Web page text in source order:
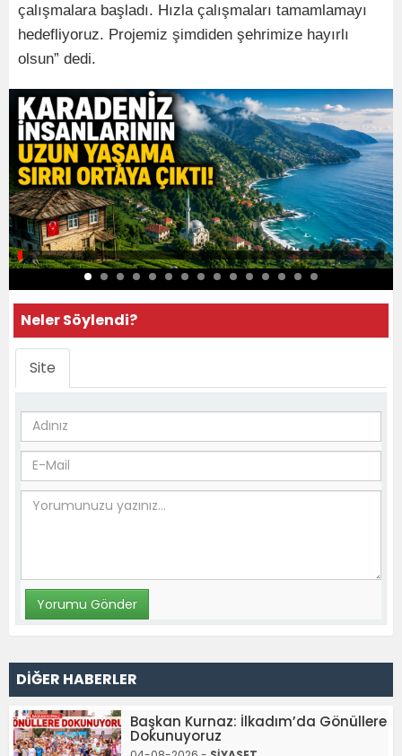
çalışmalara başladı. Hızla çalışmaları tamamlamayı
hedefliyoruz. Projemiz şimdiden şehrimize hayırlı
olsun” dedi.
Neler Söylendi?
Site
DİĞER HABERLER
Başkan Kurnaz: İlkadım’da Gönüllere
Dokunuyoruz